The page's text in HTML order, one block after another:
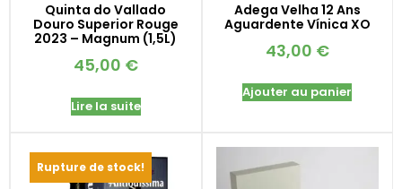
Quinta do Vallado
Douro Superior Rouge
2023 – Magnum (1,5L)
45,00 €
Lire la suite
Adega Velha 12 Ans
Aguardente Vínica XO
43,00 €
Ajouter au panier
Rupture de stock!